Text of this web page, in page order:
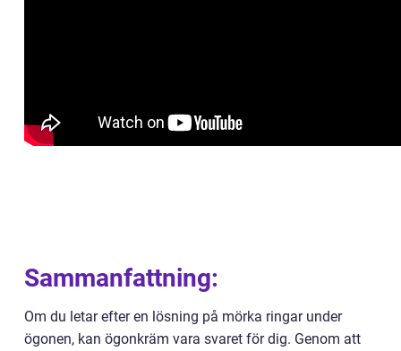
Sammanfattning:
Om du letar efter en lösning på mörka ringar under
ögonen, kan ögonkräm vara svaret för dig. Genom att